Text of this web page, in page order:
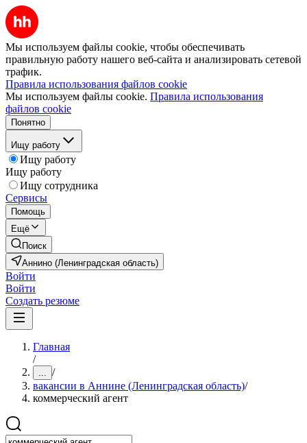
Мы используем файлы cookie, чтобы обеспечивать
правильную работу нашего веб-сайта и анализировать сетевой
трафик.
Правила использования файлов cookie
Мы используем файлы cookie. Правила использования
файлов cookie
Понятно
Ищу работу
Ищу работу
Ищу работу
Ищу сотрудника
Сервисы
Помощь
Ещё
Поиск
Аннино (Ленинградская область)
Войти
Войти
Создать резюме
Главная
/
... /
вакансии в Аннине (Ленинградская область)/
коммерческий агент